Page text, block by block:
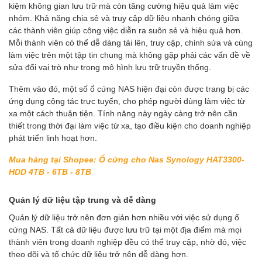
kiệm không gian lưu trữ mà còn tăng cường hiệu quả làm việc
nhóm. Khả năng chia sẻ và truy cập dữ liệu nhanh chóng giữa
các thành viên giúp công việc diễn ra suôn sẻ và hiệu quả hơn.
Mỗi thành viên có thể dễ dàng tải lên, truy cập, chỉnh sửa và cùng
làm việc trên một tập tin chung mà không gặp phải các vấn đề về
sửa đổi vai trò như trong mô hình lưu trữ truyền thống.
Thêm vào đó, một số ổ cứng NAS hiện đại còn được trang bị các
ứng dụng cộng tác trực tuyến, cho phép người dùng làm việc từ
xa một cách thuận tiện. Tính năng này ngày càng trở nên cần
thiết trong thời đại làm việc từ xa, tạo điều kiện cho doanh nghiệp
phát triển linh hoạt hơn.
Mua hàng tại Shopee: Ổ cứng cho Nas Synology HAT3300-
HDD 4TB - 6TB - 8TB
Quản lý dữ liệu tập trung và dễ dàng
Quản lý dữ liệu trở nên đơn giản hơn nhiều với việc sử dụng ổ
cứng NAS. Tất cả dữ liệu được lưu trữ tại một địa điểm mà mọi
thành viên trong doanh nghiệp đều có thể truy cập, nhờ đó, việc
theo dõi và tổ chức dữ liệu trở nên dễ dàng hơn.